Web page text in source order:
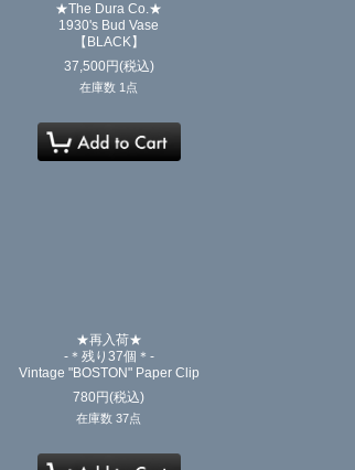
★The Dura Co.★
1930's Bud Vase
【BLACK】
37,500円(税込)
在庫数 1点
★再入荷★
-＊残り37個＊-
Vintage "BOSTON" Paper Clip
780円(税込)
在庫数 37点